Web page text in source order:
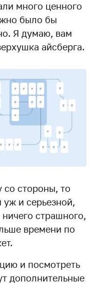
много ценного
было бы
Я думаю, вам
айсберга.
со стороны, то
уж и серьезной,
страшного,
времени по
и посмотреть
дополнительные